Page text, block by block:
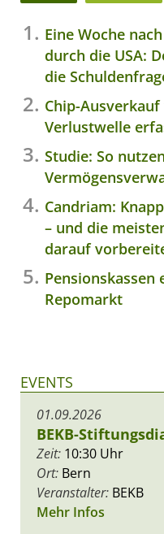
Eine Woche
durch die USA:
die
Chip-
Verlustwelle
Studie: So
Candriam:
– und die
darauf
Pensionskassen
Repomarkt
EVENTS
01.09.2026
BEKB-
Zeit: 10:30 Uhr
Ort: Bern
Veranstalter: BEKB
Mehr Infos